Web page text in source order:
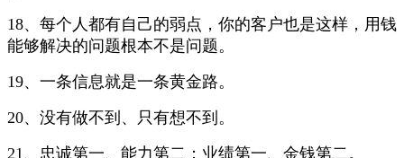
18、每个人都有自己的弱点，你的客户也是这样，用钱
能够解决的问题根本不是问题。
19、一条信息就是一条黄金路。
20、没有做不到、只有想不到。
21、忠诚第一、能力第二；业绩第一、金钱第二。